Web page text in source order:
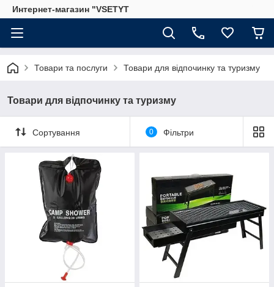
Интернет-магазин "VSETYT
Товари та послуги Товари для відпочинку та туризму
Товари для відпочинку та туризму
Сортування 0 Фільтри